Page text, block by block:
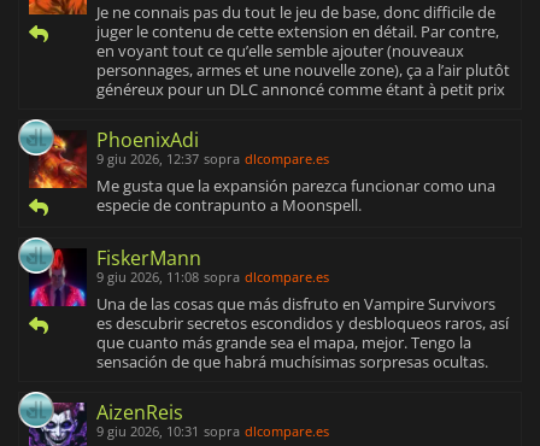
Je ne connais pas du tout le jeu de base, donc difficile de
juger le contenu de cette extension en détail. Par contre,
en voyant tout ce qu’elle semble ajouter (nouveaux
personnages, armes et une nouvelle zone), ça a l’air plutôt
généreux pour un DLC annoncé comme étant à petit prix
PhoenixAdi
9 giu 2026, 12:37 sopra dlcompare.es
Me gusta que la expansión parezca funcionar como una
especie de contrapunto a Moonspell.
FiskerMann
9 giu 2026, 11:08 sopra dlcompare.es
Una de las cosas que más disfruto en Vampire Survivors
es descubrir secretos escondidos y desbloqueos raros, así
que cuanto más grande sea el mapa, mejor. Tengo la
sensación de que habrá muchísimas sorpresas ocultas.
AizenReis
9 giu 2026, 10:31 sopra dlcompare.es